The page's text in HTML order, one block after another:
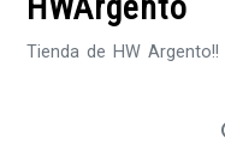
HWArgento
Tienda de HW Argento!!